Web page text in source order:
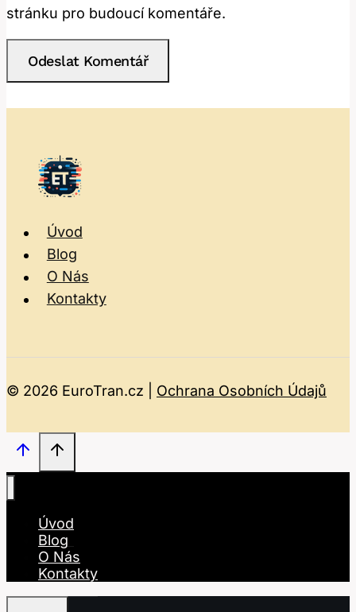
stránku pro budoucí komentáře.
Úvod
Blog
O Nás
Kontakty
© 2026 EuroTran.cz | Ochrana Osobních Údajů
Úvod
Blog
O Nás
Kontakty